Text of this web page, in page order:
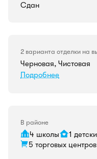
Сдан
2 варианта отделки на
Черновая, Чистовая
Подробнее
В районе
4 школы 1
5 торговых центров